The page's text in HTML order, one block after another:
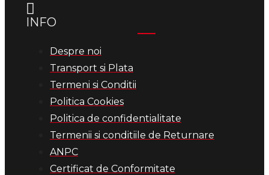
INFO
Despre noi
Transport si Plata
Termeni si Conditii
Politica Cookies
Politica de confidentialitate
Termenii si conditiile de Returnare
ANPC
Certificat de Conformitate